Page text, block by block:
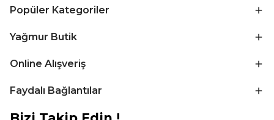
Popüler Kategoriler
Yağmur Butik
Online Alışveriş
Faydalı Bağlantılar